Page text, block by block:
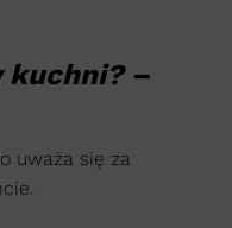
kuchni?–
uważa się za